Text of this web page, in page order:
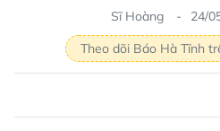
Sĩ Hoàng
24/
Theo dõi Báo Hà Tĩnh